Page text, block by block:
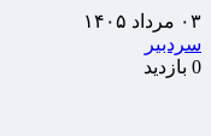
۰۳ مرداد ۱۴۰۵
سردبیر
0 بازدید